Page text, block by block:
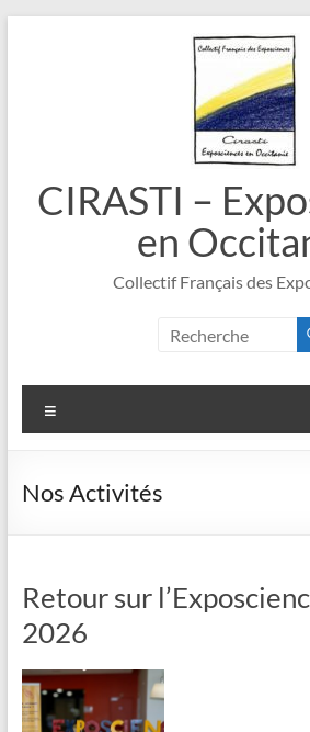
CIRASTI –
en
Collectif Français des
Nos Activités
Retour sur
2026